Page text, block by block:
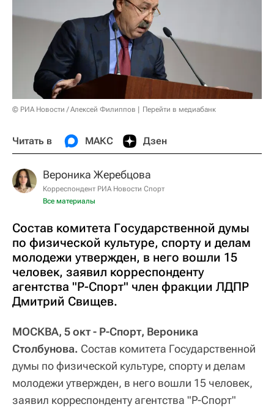
© РИА Новости / Алексей Филиппов Перейти в медиабанк
Читать в МАКС Дзен
Вероника Жеребцова
Корреспондент РИА Новости Спорт
Все материалы
Состав комитета Государственной думы
по физической культуре, спорту и делам
молодежи утвержден, в него вошли 15
человек, заявил корреспонденту
агентства "Р-Спорт" член фракции ЛДПР
Дмитрий Свищев.
МОСКВА, 5 окт - Р-Спорт, Вероника
Столбунова. Состав комитета Государственной
думы по физической культуре, спорту и делам
молодежи утвержден, в него вошли 15 человек,
заявил корреспонденту агентства "Р-Спорт"